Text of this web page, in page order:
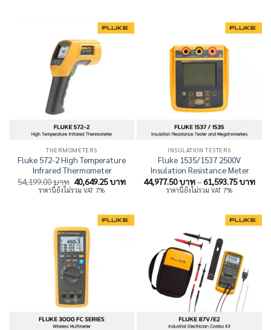
THERMOMETERS
Fluke 572-2 High Temperature
Infrared Thermometer
54,199.00บาท Original
price
was:
40,649.25บาทCurrent
price
ราคานี้ยังไม่รวม VAT 7%
INSULATION TESTERS
Fluke 1535/1537 2500V
Insulation Resistance Meter
44,977.50บาท–61,593.75บาท
ราคานี้ยังไม่รวม VAT 7%